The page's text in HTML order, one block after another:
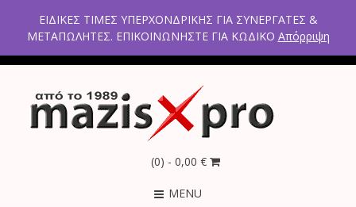
2ο χλμ Κρανιδίου – Πορτοχελίου, Αργολίδα 21300
Τηλέφωνα: 2754021300 – 6946670771 - 2103005798
(0) - 0,00 €
MENU
ΕΙΔΙΚΕΣ ΤΙΜΕΣ ΥΠΕΡΧΟΝΔΡΙΚΗΣ ΓΙΑ ΣΥΝΕΡΓΑΤΕΣ &
ΜΕΤΑΠΩΛΗΤΕΣ. ΕΠΙΚΟΙΝΩΝΗΣΤΕ ΓΙΑ ΚΩΔΙΚΟ Απόρριψη